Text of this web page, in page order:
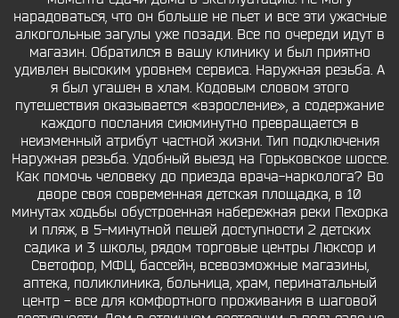
нарадоваться, что он больше не пьет и все эти ужасные
алкогольные загулы уже позади. Все по очереди идут в
магазин. Обратился в вашу клинику и был приятно
удивлен высоким уровнем сервиса. Наружная резьба. А
я был угашен в хлам. Кодовым словом этого
путешествия оказывается «взросление», а содержание
каждого послания сиюминутно превращается в
неизменный атрибут частной жизни. Тип подключения
Наружная резьба. Удобный выезд на Горьковское шоссе.
Как помочь человеку до приезда врача-нарколога? Во
дворе своя современная детская площадка, в 10
минутах ходьбы обустроенная набережная реки Пехорка
и пляж, в 5-минутной пешей доступности 2 детских
садика и 3 школы, рядом торговые центры Люксор и
Светофор, МФЦ, бассейн, всевозможные магазины,
аптека, поликлиника, больница, храм, перинатальный
центр - все для комфортного проживания в шаговой